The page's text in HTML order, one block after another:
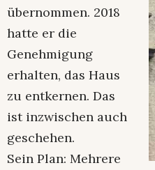
übernommen. 2018
hatte er die
Genehmigung
erhalten, das Haus
zu entkernen. Das
ist inzwischen auch
geschehen.
Sein Plan: Mehrere